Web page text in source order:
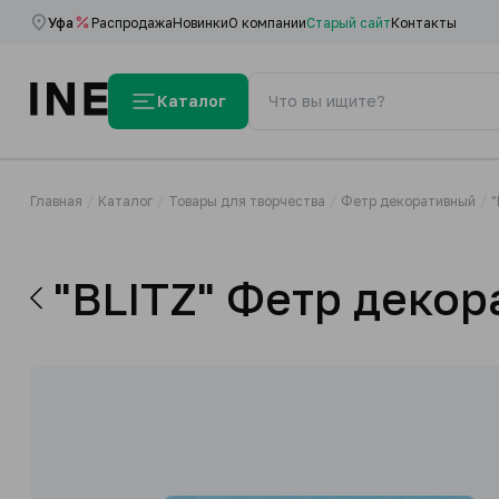
Уфа РаспродажаНовинкиО компанииСтарый сайтКонтакты
Каталог
Главная Каталог Товары для творчества Фетр декоративный
"BLITZ" Фетр